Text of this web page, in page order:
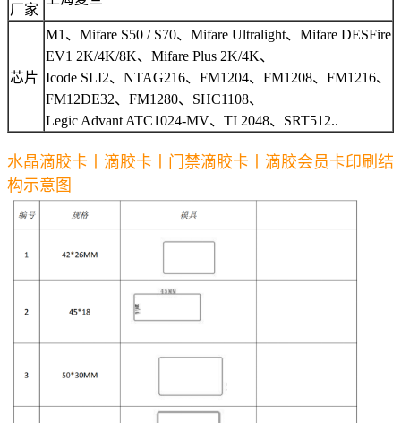
厂家
芯片
M1、Mifare S50 / S70、Mifare Ultralight、Mifare DESFire
EV1 2K/4K/8K、Mifare Plus 2K/4K、
Icode SLI2、NTAG216、FM1204、FM1208、FM1216、
FM12DE32、FM1280、SHC1108、
Legic Advant ATC1024-MV、TI 2048、SRT512..
水晶滴胶卡丨滴胶卡丨门禁滴胶卡丨滴胶会员卡印刷结
构示意图